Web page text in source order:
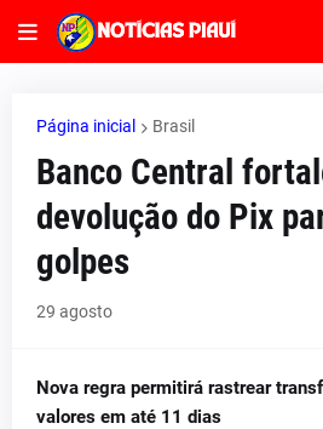
Página inicial Brasil
Banco Central
devolução do Pix
golpes
29 agosto
Nova regra permitirá rastrear
valores em até 11 dias